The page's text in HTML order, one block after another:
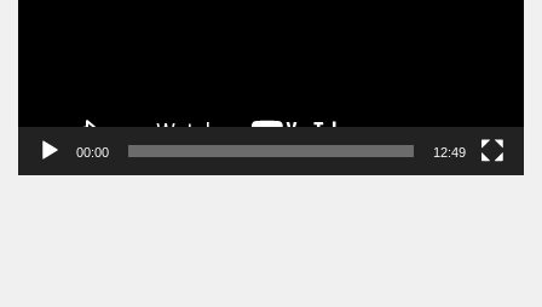
00:00 12:49